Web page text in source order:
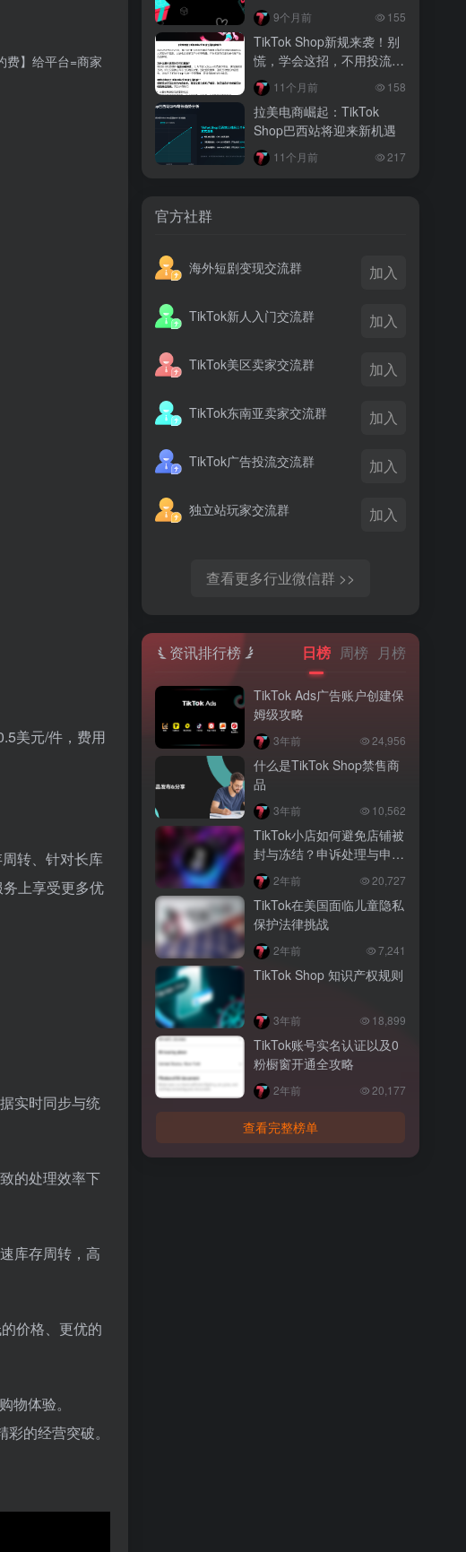
费】给平台=商家
美元/件，费用
转、针对长库
上享受更多优
实时同步与统
的处理效率下
库存周转，高
价格、更优的
体验。
的经营突破。
3 月前
TikTok Shop 印尼推出出海项目 助力本
土品牌开拓东南亚市场
3 月前
TikTok Shop 英美周榜出炉 美妆家居成
两大热销主力
9个月前 155
TikTok Shop新规来袭！别
慌，学会这招，不用投流也
能出单，新手必看
11个月前 158
拉美电商崛起：TikTok
Shop巴西站将迎来新机遇
11个月前 217
官方社群
海外短剧变现交流群 加入
TikTok新人入门交流群 加入
TikTok美区卖家交流群 加入
TikTok东南亚卖家交流群 加入
TikTok广告投流交流群 加入
独立站玩家交流群 加入
查看更多行业微信群 >>
资讯排行榜 日榜 周榜 月榜
TikTok Ads广告账户创建保
姆级攻略
3年前 24,956
什么是TikTok Shop禁售商
品
3年前 10,562
TikTok小店如何避免店铺被
封与冻结？申诉处理与申诉
策略 2年前 20,727
TikTok在美国面临儿童隐私
保护法律挑战
2年前 7,241
TikTok Shop 知识产权规则
3年前 18,899
TikTok账号实名认证以及0
粉橱窗开通全攻略
2年前 20,177
查看完整榜单